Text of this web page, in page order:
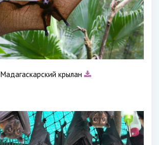
Мадагаскарский крылан